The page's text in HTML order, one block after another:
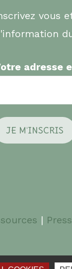
vous
adresse
|